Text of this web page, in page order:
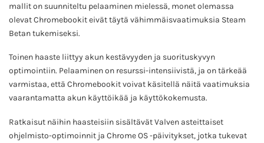
mallit on suunniteltu pelaaminen mielessä, monet olemassa
olevat Chromebookit eivät täytä vähimmäisvaatimuksia Steam
Betan tukemiseksi.
Toinen haaste liittyy akun kestävyyden ja suorituskyvyn
optimointiin. Pelaaminen on resurssi-intensiivistä, ja on tärkeää
varmistaa, että Chromebookit voivat käsitellä näitä vaatimuksia
vaarantamatta akun käyttöikää ja käyttökokemusta.
Ratkaisut näihin haasteisiin sisältävät Valven asteittaiset
ohjelmisto-optimoinnit ja Chrome OS -päivitykset, jotka tukevat